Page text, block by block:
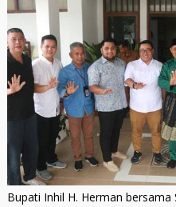
Bupati Inhil H. Herman bersama